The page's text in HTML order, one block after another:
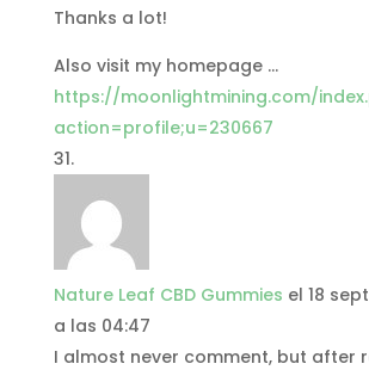
Thanks a lot!
Also visit my homepage …
https://moonlightmining.com/
action=profile;u=230667
Nature Leaf CBD Gummies el 18
a las 04:47
I almost never comment, but after